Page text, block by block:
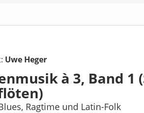
Uwe Heger
à 3, Band 1
Ragtime und Latin-Folk